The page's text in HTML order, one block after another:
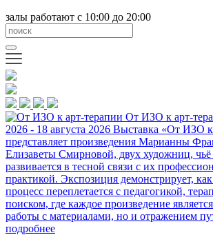
залы работают с 10:00 до 20:00
От ИЗО к арт-
2026 - 18 августа 2026 Выставка «От ИЗО к
представляет произведения Марианны
Елизаветы Смирновой, двух художниц, чьё
развивается в тесной связи с их
практикой. Экспозиция демонстрирует,
процесс переплетается с педагогикой,
поиском, где каждое произведение
работы с материалами, но и отражением
подробнее